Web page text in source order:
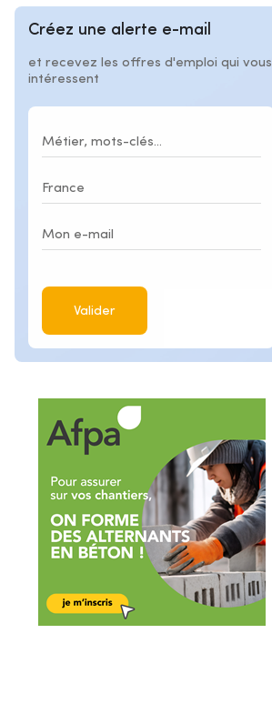
Créez une alerte e-mail
et recevez les offres d'emploi qui vous
intéressent
Valider